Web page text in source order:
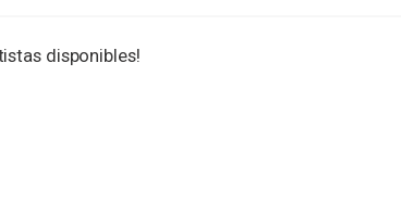
disponibles!